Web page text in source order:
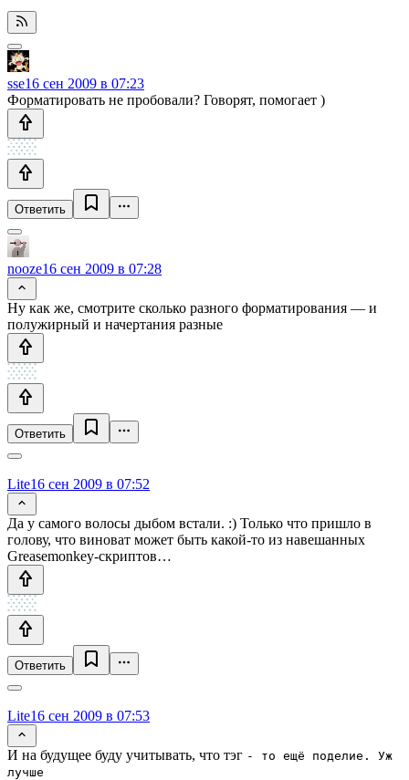
sse16 сен 2009 в 07:23
Форматировать не пробовали? Говорят, помогает )
Ответить
nooze16 сен 2009 в 07:28
Ну как же, смотрите сколько разного форматирования — и
полужирный и начертания разные
Ответить
Lite16 сен 2009 в 07:52
Да у самого волосы дыбом встали. :) Только что пришло в
голову, что виноват может быть какой-то из навешанных
Greasemonkey-скриптов…
Ответить
Lite16 сен 2009 в 07:53
И на будущее буду учитывать, что тэг - то ещё поделие. Уж
лучше